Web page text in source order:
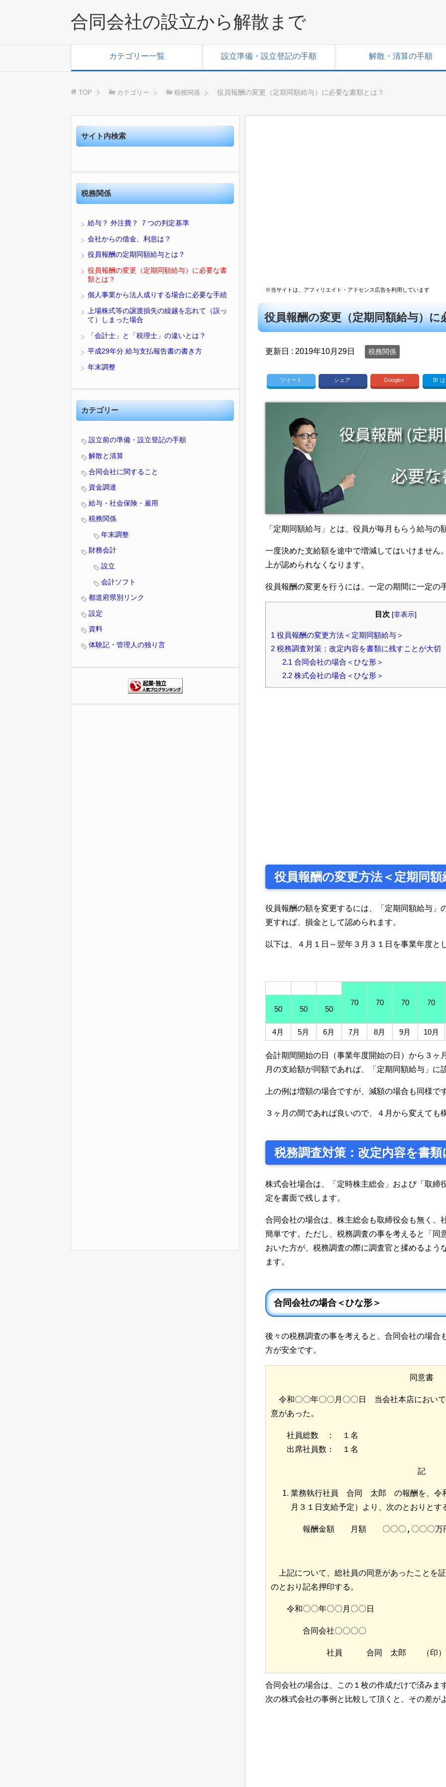
合同会社の設立から解散まで
カテゴリー一覧 設立準備・設立登記の手順 解散・清算の手順
TOP カテゴリー 税務関係 役員報酬の変更（定期同額給与）に必要な書類とは？
※当サイトは、アフィリエイト・アドセンス広告を利用しています
役員報酬の変更（定期同額給与）に
更新日 : 2019年10月29日 税務関係
ツイート シェア Google+ B!
「定期同額給与」とは、役員が毎月もらう給与
一度決めた支給額を途中で増減してはいけません
上が認められなくなります。
役員報酬の変更を行うには、一定の期間に一定の
目次 [非表示]
1 役員報酬の変更方法＜定期同額給与＞
2税務調査対策：改定内容を書類に残すことが大切
2.1 合同会社の場合＜ひな形＞
2.2株式会社の場合＜ひな形＞
役員報酬の変更方法＜定期同額
役員報酬の額を変更するには、「定期同額給与」
更すれば、損金として認められます。
以下は、４月１日～翌年３月３１日を事業年度と
70 70 70 70
50 50 50
4月 5月 6月 7月 8月 9月 10月
会計期間開始の日（事業年度開始の日）から３ヶ
月の支給額が同額であれば、「定期同額給与」に
上の例は増額の場合ですが、減額の場合も同様で
３ヶ月の間であれば良いので、４月から変えても
税務調査対策：改定内容を書
株式会社場合は、「定時株主総会」および「取締
定を書面で残します。
合同会社の場合は、株主総会も取締役会も無く、
簡単です。ただし、税務調査の事を考えると「同
おいた方が、税務調査の際に調査官と揉めるよう
ます。
合同会社の場合＜ひな形＞
後々の税務調査の事を考えると、合同会社の場合
方が安全です。
同意書
令和〇〇年〇〇月〇〇日　当会社本店におい
意があった。
社員総数　：　１名
出席社員数：　１名
記
業務執行社員 合同 太郎 の報酬を、令
月３１日支給予定）より、次のとおりとす
報酬金額　　月額　　〇〇〇,〇〇〇万
上記について、総社員の同意があったことを
のとおり記名押印する。
令和〇〇年〇〇月〇〇日
合同会社〇〇〇〇
社員　　　合同　太郎　　（印）
合同会社の場合は、この１枚の作成だけで済みま
次の株式会社の事例と比較して頂くと、その差が
サイト内検索
税務関係
給与？ 外注費？ ７つの判定基準
会社からの借金、利息は？
役員報酬の定期同額給与とは？
役員報酬の変更（定期同額給与）に必要な書
類とは？
個人事業から法人成りする場合に必要な手続
上場株式等の譲渡損失の繰越を忘れて（誤っ
て）しまった場合
「会計士」と「税理士」の違いとは？
平成29年分 給与支払報告書の書き方
年末調整
カテゴリー
設立前の準備・設立登記の手順
解散と清算
合同会社に関すること
資金調達
給与・社会保険・雇用
税務関係
年末調整
財務会計
設立
会計ソフト
都道府県別リンク
設定
資料
体験記・管理人の独り言